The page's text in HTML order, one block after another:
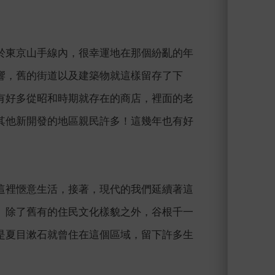
京山手線內，很幸運地在那個紛亂的年
舊的街道以及建築物就這樣留存了下
多從昭和時期就存在的商店，裡面的老
新開發的地區親民許多！這幾年也有好
愜意生活，接著，現代的我們延續著這
了舊有的住民文化樣貌之外，谷根千一
目漱石就曾住在這個區域，留下許多生